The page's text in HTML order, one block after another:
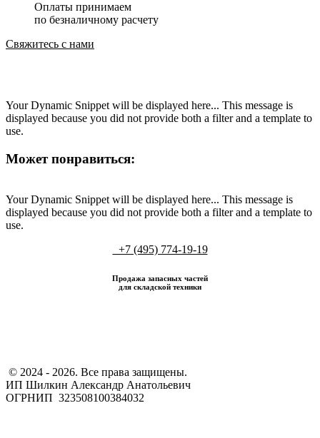
Оплаты принимаем
по безналичному расчету
Свяжитесь с нами
Your Dynamic Snippet will be displayed here... This message is
displayed because you did not provide both a filter and a template to
use.
Может понравиться:
Your Dynamic Snippet will be displayed here... This message is
displayed because you did not provide both a filter and a template to
use.
+7 (495) 774-19-19
Продажа запасных частей
для складской техники
​ © 2024 - 2026. Все права защищены.
ИП Шилкин Александр Анатольевич
ОГРНИП 323508100384032